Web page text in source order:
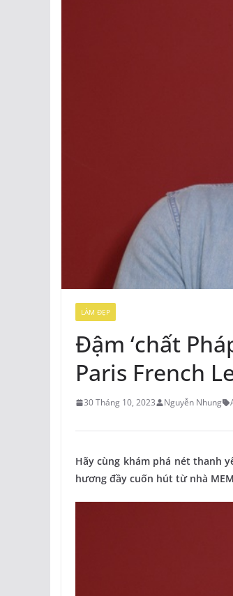
LÀM ĐẸP
Đậm ‘chất
Paris French
30 Tháng 10, 2023 Nguyễn Nhung
Hãy cùng khám phá nét thanh
hương đầy cuốn hút từ nhà